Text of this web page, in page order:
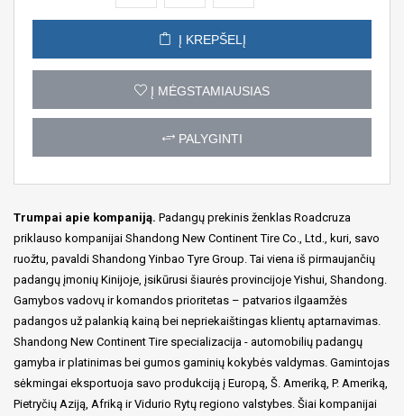
Į KREPŠELĮ
Į MĖGSTAMIAUSIAS
PALYGINTI
Trumpai apie kompaniją. Padangų prekinis ženklas Roadcruza
priklauso kompanijai Shandong New Continent Tire Co., Ltd., kuri, savo
ruožtu, pavaldi Shandong Yinbao Tyre Group. Tai viena iš pirmaujančių
padangų įmonių Kinijoje, įsikūrusi šiaurės provincijoje Yishui, Shandong.
Gamybos vadovų ir komandos prioritetas – patvarios ilgaamžės
padangos už palankią kainą bei nepriekaištingas klientų aptarnavimas.
Shandong New Continent Tire specializacija - automobilių padangų
gamyba ir platinimas bei gumos gaminių kokybės valdymas. Gamintojas
sėkmingai eksportuoja savo produkciją į Europą, Š. Ameriką, P. Ameriką,
Pietryčių Aziją, Afriką ir Vidurio Rytų regiono valstybes. Šiai kompanijai